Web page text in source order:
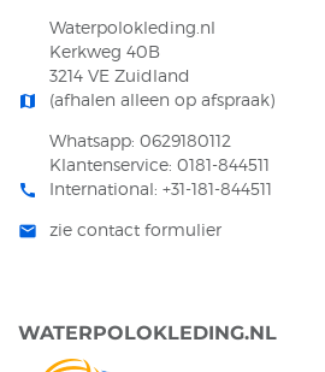
map
Waterpolokleding.nl
Kerkweg 40B
3214 VE Zuidland
(afhalen alleen op afspraak)
call
Whatsapp: 0629180112
Klantenservice: 0181-844511
International: +31-181-844511
mail zie contact formulier
WATERPOLOKLEDING.NL